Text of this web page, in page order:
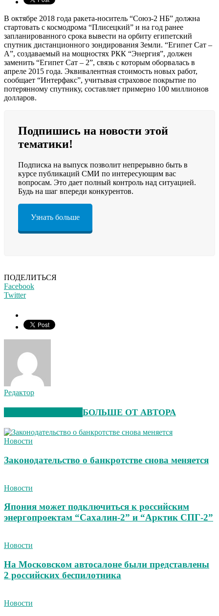
В октябре 2018 года ракета-носитель “Союз-2 НБ” должна
стартовать с космодрома “Плисецкий” и на год ранее
запланированного срока вывести на орбиту египетский
спутник дистанционного зондирования Земли. “Египет Сат –
А”, создаваемый на мощностях РКК “Энергия”, должен
заменить “Египет Сат – 2”, связь с которым оборвалась в
апреле 2015 года. Эквивалентная стоимость новых работ,
сообщает “Интерфакс”, учитывая страховое покрытие по
потерянному спутнику, составляет примерно 100 миллионов
долларов.
Подпишись на новости этой
тематики!
Подписка на выпуск позволит непрерывно быть в
курсе публикаций СМИ по интересующим вас
вопросам. Это дает полный контроль над ситуацией.
Будь на шаг впереди конкурентов.
Узнать больше
ПОДЕЛИТЬСЯ
Facebook
Twitter
Редактор
БОЛЬШЕ ОТ АВТОРА
Новости
Законодательство о банкротстве снова меняется
Новости
Япония может подключиться к российским
энергопроектам “Сахалин-2” и “Арктик СПГ-2”
Новости
На Московском автосалоне были представлены
2 российских беспилотника
Новости